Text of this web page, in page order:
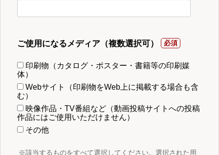
ご使用になるメディア（複数選択可）
印刷物（カタログ・ポスター・書籍等の印刷媒
体）
Webサイト（印刷物をWeb上に掲載する場合も含
む）
映像作品・TV番組など（動画投稿サイトへの投稿
作品にはご使用いただけません）
その他
※該当するものをすべて選択してください。選択された用